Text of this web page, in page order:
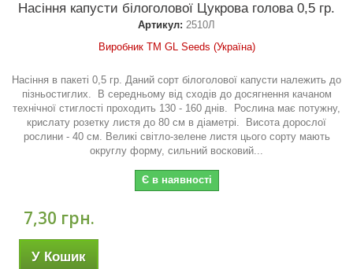
Насіння капусти білоголової Цукрова голова 0,5 гр.
Артикул: 2510Л
Виробник ТМ GL Seeds (Україна)
Насіння в пакеті 0,5 гр. Даний сорт білоголової капусти належить до
пізньостиглих. В середньому від сходів до досягнення качаном
технічної стиглості проходить 130 - 160 днів. Рослина має потужну,
крислату розетку листя до 80 см в діаметрі. Висота дорослої
рослини - 40 см. Великі світло-зелене листя цього сорту мають
округлу форму, сильний восковий...
Є в наявності
7,30 грн.
У Кошик